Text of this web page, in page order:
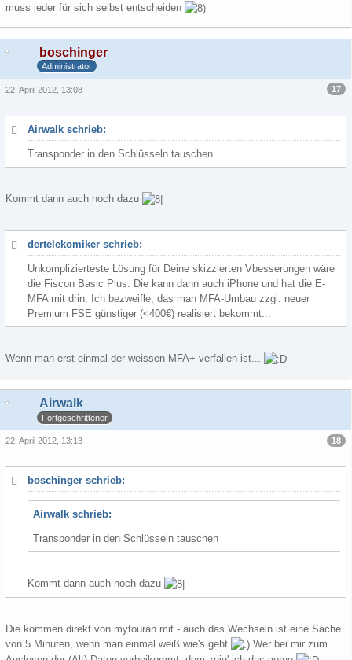
muss jeder für sich selbst entscheiden
boschinger
Administrator
17
22. April 2012, 13:08
Airwalk schrieb:
Transponder in den Schlüsseln tauschen
Kommt dann auch noch dazu
dertelekomiker schrieb:
Unkomplizierteste Lösung für Deine skizzierten Vbesserungen wäre
die Fiscon Basic Plus. Die kann dann auch iPhone und hat die E-
MFA mit drin. Ich bezweifle, das man MFA-Umbau zzgl. neuer
Premium FSE günstiger (<400€) realisiert bekommt...
Wenn man erst einmal der weissen MFA+ verfallen ist...
Airwalk
Fortgeschrittener
18
22. April 2012, 13:13
boschinger schrieb:
Airwalk schrieb:
Transponder in den Schlüsseln tauschen
Kommt dann auch noch dazu
Die kommen direkt von mytouran mit - auch das Wechseln ist eine Sache
von 5 Minuten, wenn man einmal weiß wie's geht
Wer bei mir zum